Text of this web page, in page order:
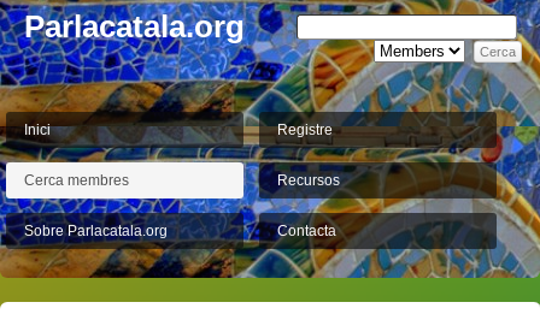
Parlacatala.org
Inici Registre
Cerca membres Recursos
Sobre Parlacatala.org Contacta